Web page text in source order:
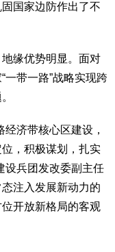
国家边防作出了不
缘优势明显。面对
一带一路”战略实现跨
济带核心区建设，
，积极谋划，扎实
设兵团发改委副主任
注入发展新动力的
开放新格局的客观